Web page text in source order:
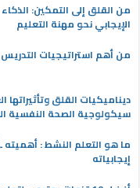
من القلق إلى التمكين: الذكاء
الإيجابي نحو مهنة التعليم
من أهم استراتيجيات التدريس
ديناميكيات القلق وتأثيراتها
سيكولوجية الصحة النفسية
ما هو التعلم النشط : أهميته
إيجابياته